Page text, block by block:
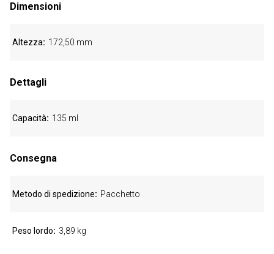
Dimensioni
Altezza 172,50 mm
Dettagli
Capacità 135 ml
Consegna
Metodo di spedizione Pacchetto
Peso lordo 3,89 kg